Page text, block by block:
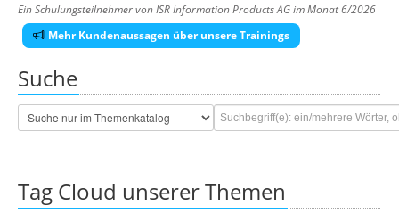
Ein Schulungsteilnehmer von ISR Information Products AG im Monat 6/2026
Mehr Kundenaussagen über unsere Trainings
Suche
Tag Cloud unserer Themen